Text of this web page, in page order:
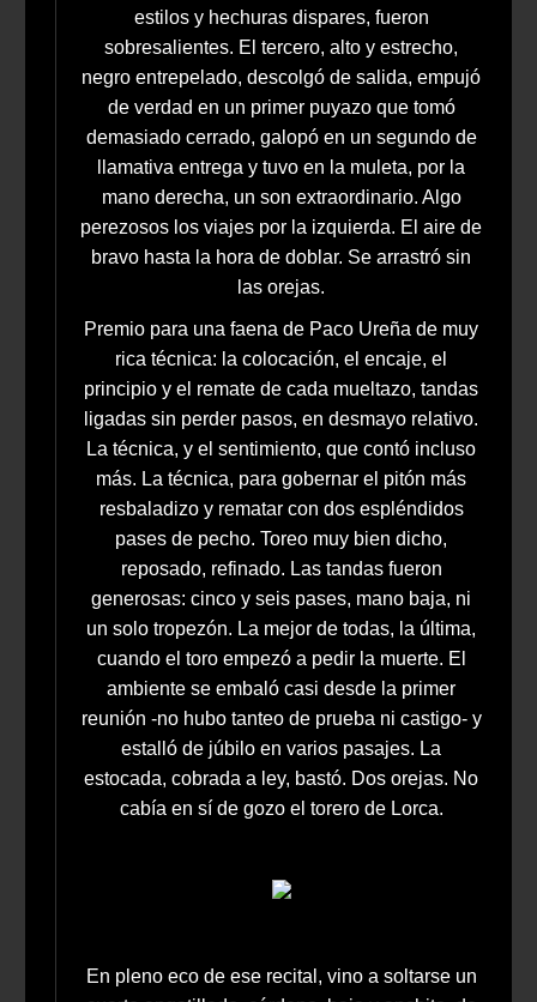
estilos y hechuras dispares, fueron
sobresalientes. El tercero, alto y estrecho,
negro entrepelado, descolgó de salida, empujó
de verdad en un primer puyazo que tomó
demasiado cerrado, galopó en un segundo de
llamativa entrega y tuvo en la muleta, por la
mano derecha, un son extraordinario. Algo
perezosos los viajes por la izquierda. El aire de
bravo hasta la hora de doblar. Se arrastró sin
las orejas.
Premio para una faena de Paco Ureña de muy
rica técnica: la colocación, el encaje, el
principio y el remate de cada mueltazo, tandas
ligadas sin perder pasos, en desmayo relativo.
La técnica, y el sentimiento, que contó incluso
más. La técnica, para gobernar el pitón más
resbaladizo y rematar con dos espléndidos
pases de pecho. Toreo muy bien dicho,
reposado, refinado. Las tandas fueron
generosas: cinco y seis pases, mano baja, ni
un solo tropezón. La mejor de todas, la última,
cuando el toro empezó a pedir la muerte. El
ambiente se embaló casi desde la primer
reunión -no hubo tanteo de prueba ni castigo- y
estalló de júbilo en varios pasajes. La
estocada, cobrada a ley, bastó. Dos orejas. No
cabía en sí de gozo el torero de Lorca.
En pleno eco de ese recital, vino a soltarse un